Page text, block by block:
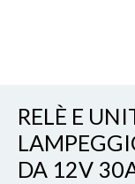
RELÈ E
DA 12V